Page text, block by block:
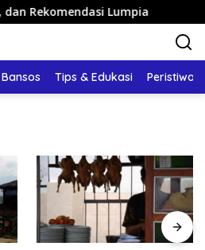
Lumpia
Bansos Tips & Edukasi Peristiwa